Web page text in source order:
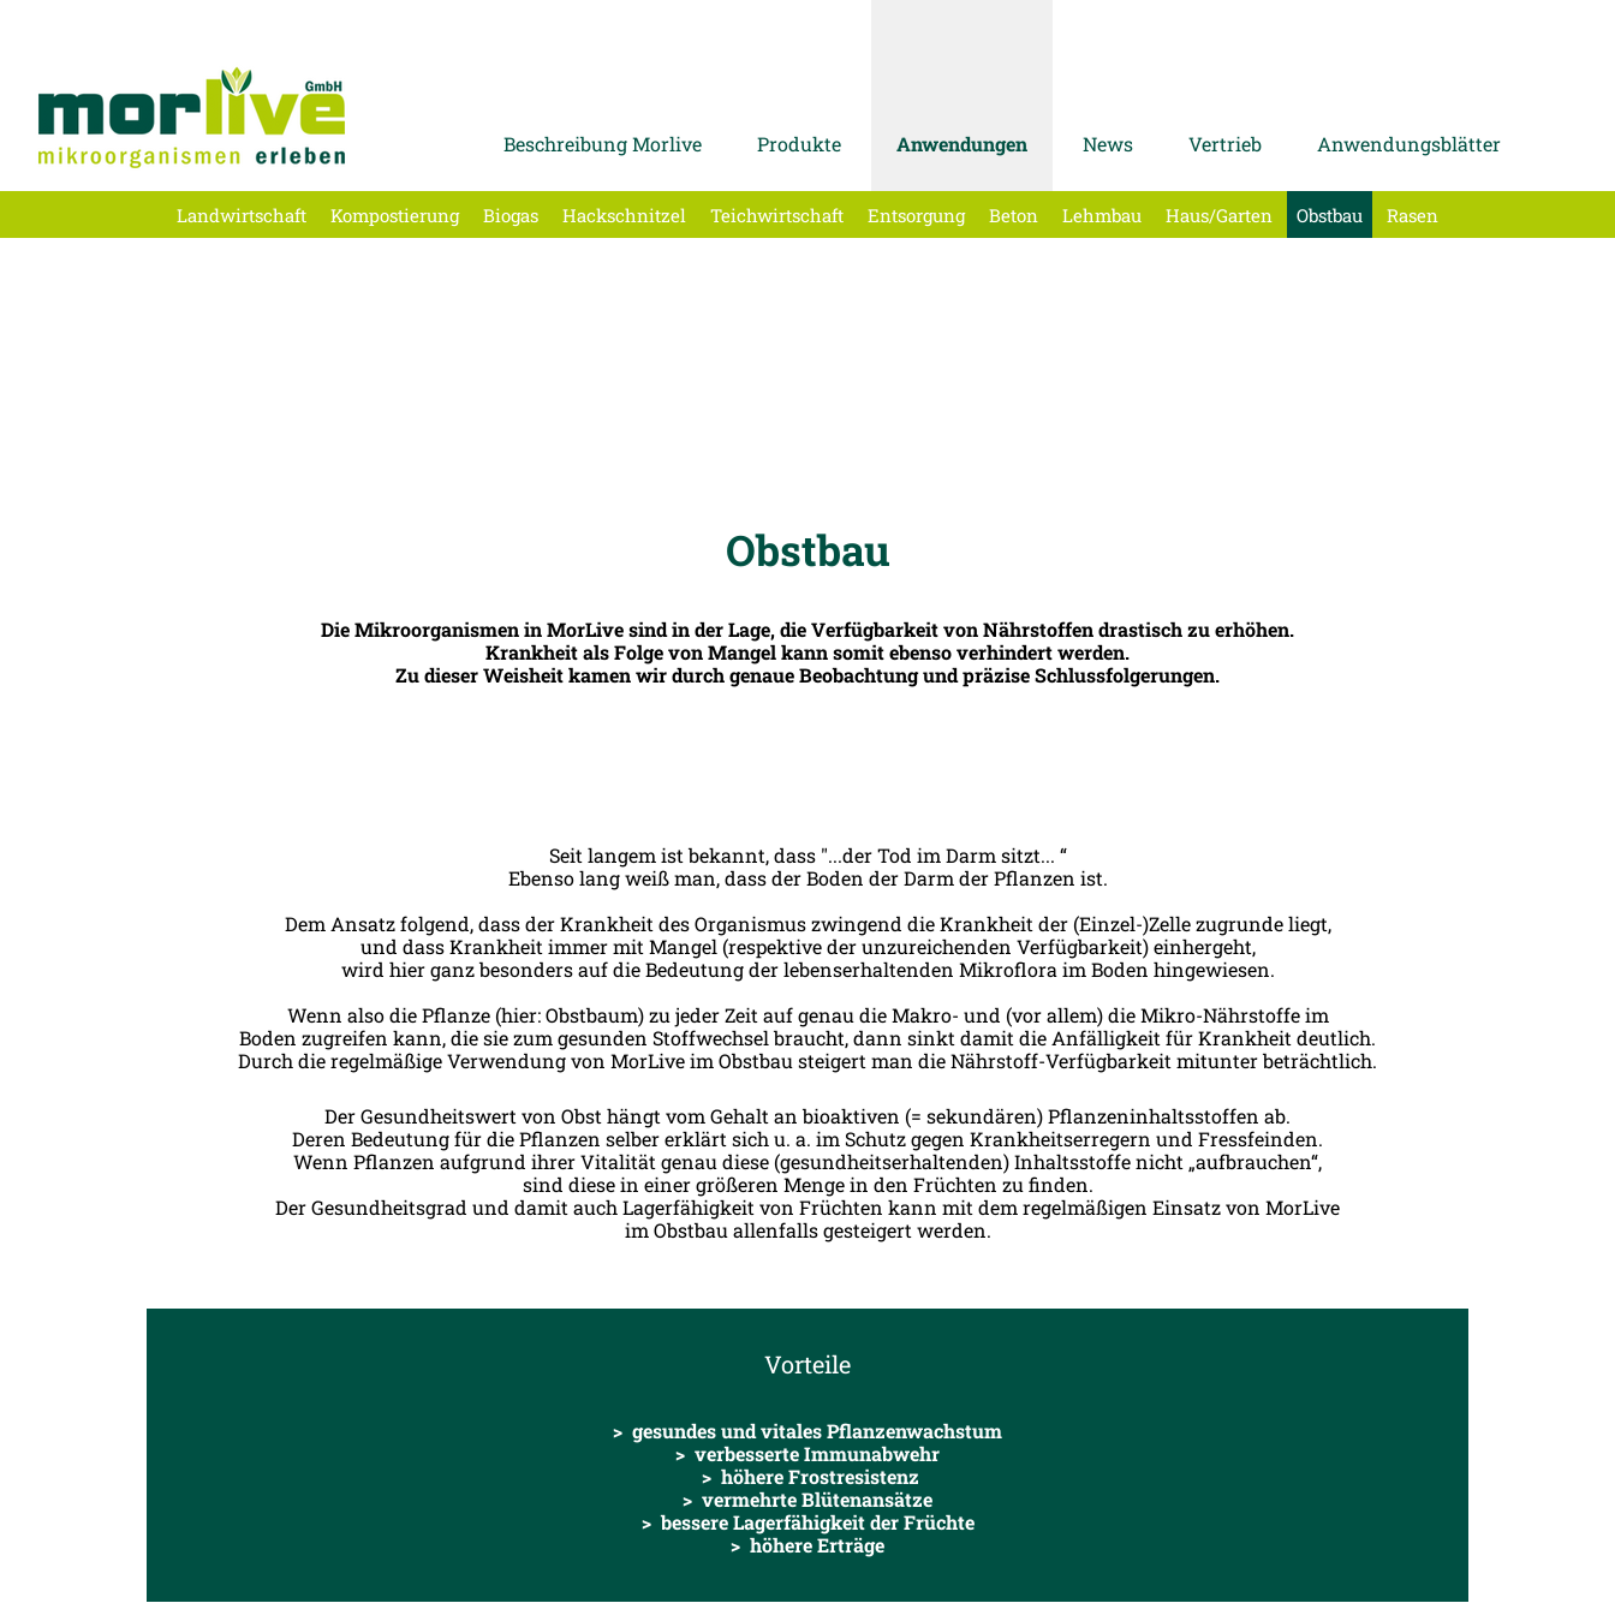
Beschreibung Morlive Produkte Anwendungen News Vertrieb Anwendungsblätter
Landwirtschaft Kompostierung Biogas Hackschnitzel Teichwirtschaft Entsorgung Beton Lehmbau Haus/Garten Obstbau Rasen
Obstbau
Die Mikroorganismen in MorLive sind in der Lage, die Verfügbarkeit von Nährstoffen drastisch zu erhöhen.
Krankheit als Folge von Mangel kann somit ebenso verhindert werden.
Zu dieser Weisheit kamen wir durch genaue Beobachtung und präzise Schlussfolgerungen.
Seit langem ist bekannt, dass "...der Tod im Darm sitzt... “
Ebenso lang weiß man, dass der Boden der Darm der Pflanzen ist.
Dem Ansatz folgend, dass der Krankheit des Organismus zwingend die Krankheit der (Einzel-)Zelle zugrunde liegt,
und dass Krankheit immer mit Mangel (respektive der unzureichenden Verfügbarkeit) einhergeht,
wird hier ganz besonders auf die Bedeutung der lebenserhaltenden Mikroflora im Boden hingewiesen.
Wenn also die Pflanze (hier: Obstbaum) zu jeder Zeit auf genau die Makro- und (vor allem) die Mikro-Nährstoffe im
Boden zugreifen kann, die sie zum gesunden Stoffwechsel braucht, dann sinkt damit die Anfälligkeit für Krankheit deutlich.
Durch die regelmäßige Verwendung von MorLive im Obstbau steigert man die Nährstoff-Verfügbarkeit mitunter beträchtlich.
Der Gesundheitswert von Obst hängt vom Gehalt an bioaktiven (= sekundären) Pflanzeninhaltsstoffen ab.
Deren Bedeutung für die Pflanzen selber erklärt sich u. a. im Schutz gegen Krankheitserregern und Fressfeinden.
Wenn Pflanzen aufgrund ihrer Vitalität genau diese (gesundheitserhaltenden) Inhaltsstoffe nicht „aufbrauchen“,
sind diese in einer größeren Menge in den Früchten zu finden.
Der Gesundheitsgrad und damit auch Lagerfähigkeit von Früchten kann mit dem regelmäßigen Einsatz von MorLive
im Obstbau allenfalls gesteigert werden.
Vorteile
> gesundes und vitales Pflanzenwachstum
> verbesserte Immunabwehr
> höhere Frostresistenz
> vermehrte Blütenansätze
> bessere Lagerfähigkeit der Früchte
> höhere Erträge